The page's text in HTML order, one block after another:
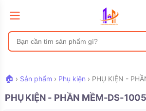
🏠 › Sản phẩm › Phụ kiện › PHỤ KIỆN -
PHỤ KIỆN - PHẦN MỀM-DS-